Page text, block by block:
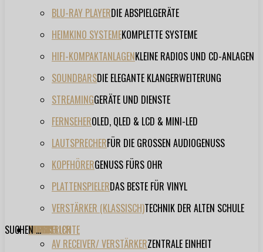
BLU-RAY PLAYERDIE ABSPIELGERÄTE
HEIMKINO SYSTEMEKOMPLETTE SYSTEME
HIFI-KOMPAKTANLAGENKLEINE RADIOS UND CD-ANLAGEN
SOUNDBARSDIE ELEGANTE KLANGERWEITERUNG
STREAMINGGERÄTE UND DIENSTE
FERNSEHEROLED, QLED & LCD & MINI-LED
LAUTSPRECHERFÜR DIE GROSSEN AUDIOGENUSS
KOPFHÖRERGENUSS FÜRS OHR
PLATTENSPIELERDAS BESTE FÜR VINYL
VERSTÄRKER (KLASSISCH)TECHNIK DER ALTEN SCHULE
TESTBERICHTE
AV RECEIVER/ VERSTÄRKERZENTRALE EINHEIT
FORUM
FILME
VIDEOS
HERSTELLER
EVENT
SUCHEN ...